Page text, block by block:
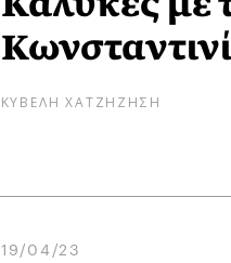
ΚΥΒΕΛΗ ΧΑΤΖΗΖΗΣΗ
19/04/23